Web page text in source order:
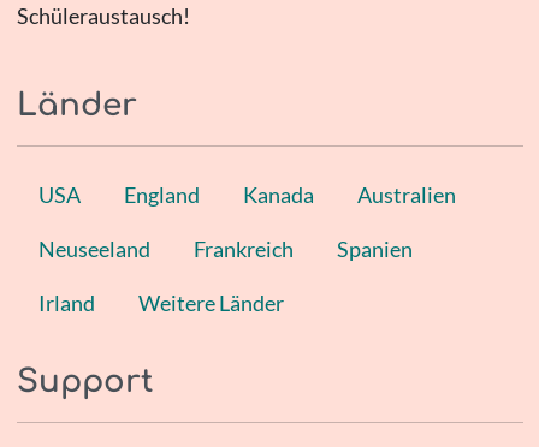
Schüleraustausch!
Länder
USA England Kanada Australien
Neuseeland Frankreich Spanien
Irland Weitere Länder
Support